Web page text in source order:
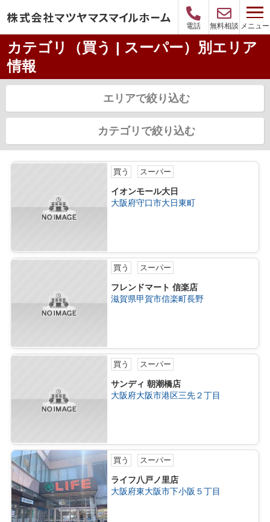
電話 無料相談 メニュー
カテゴリ（買う | スーパー）別エリア
情報
エリアで絞り込む
カテゴリで絞り込む
買う スーパー
イオンモール大日
大阪府守口市大日東町
買う スーパー
フレンドマート 信楽店
滋賀県甲賀市信楽町長野
買う スーパー
サンディ 朝潮橋店
大阪府大阪市港区三先２丁目
買う スーパー
ライフ八戸ノ里店
大阪府東大阪市下小阪５丁目